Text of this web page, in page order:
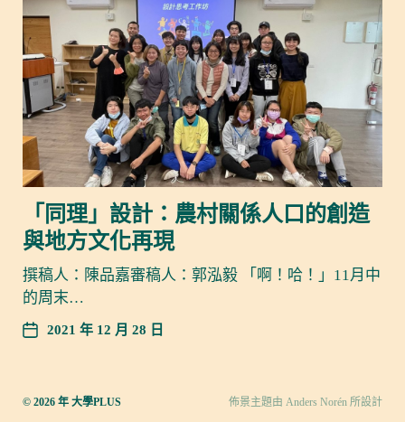
「同理」設計：農村關係人口的創造
與地方文化再現
撰稿人：陳品嘉審稿人：郭泓毅 「啊！哈！」11月中
的周末…
2021 年 12 月 28 日
© 2026 年 大學PLUS 佈景主題由 Anders Norén 所設計